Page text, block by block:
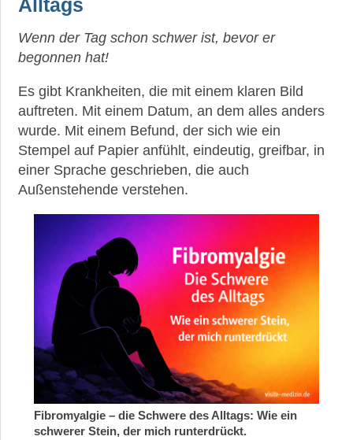
Alltags
Wenn der Tag schon schwer ist, bevor er
begonnen hat!
Es gibt Krankheiten, die mit einem klaren Bild
auftreten. Mit einem Datum, an dem alles anders
wurde. Mit einem Befund, der sich wie ein
Stempel auf Papier anfühlt, eindeutig, greifbar, in
einer Sprache geschrieben, die auch
Außenstehende verstehen.
Fibromyalgie – die Schwere des Alltags: Wie ein
schwerer Stein, der mich runterdrückt.